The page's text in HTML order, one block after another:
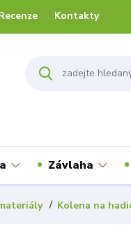
Kontakty
Závlaha
Kolena na